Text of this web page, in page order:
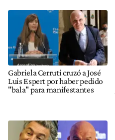
Gabriela Cerruti cruzó a José
Luis Espert por haber pedido
"bala" para manifestantes